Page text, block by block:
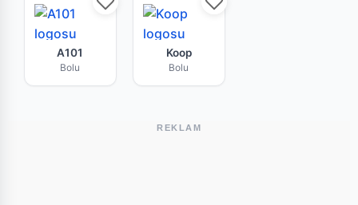
A101 Bolu mağazasının bu haftaki güncel
A101
Bolu
Koop Bolu market zincirine
Koop
Bolu
REKLAM